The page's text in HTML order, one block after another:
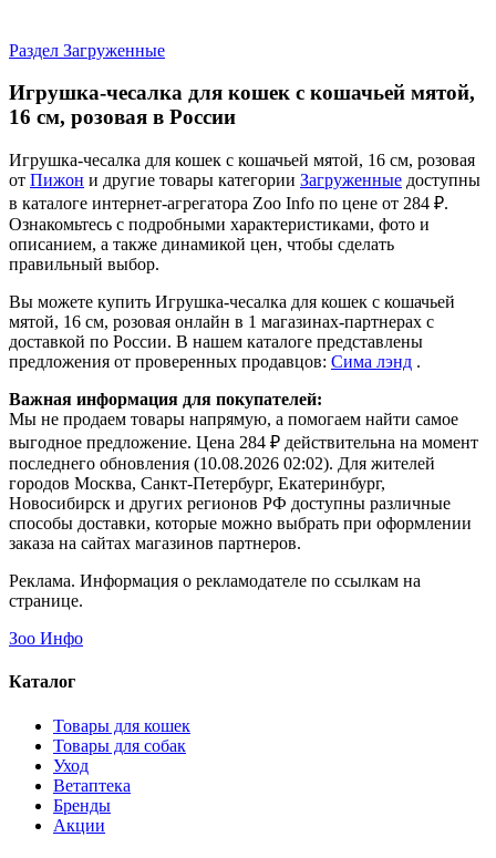
Раздел Загруженные
Игрушка-чесалка для кошек с кошачьей мятой,
16 см, розовая в России
Игрушка-чесалка для кошек с кошачьей мятой, 16 см, розовая
от Пижон и другие товары категории Загруженные доступны
в каталоге интернет-агрегатора Zoo Info по цене от 284 ₽.
Ознакомьтесь с подробными характеристиками, фото и
описанием, а также динамикой цен, чтобы сделать
правильный выбор.
Вы можете купить Игрушка-чесалка для кошек с кошачьей
мятой, 16 см, розовая онлайн в 1 магазинах-партнерах с
доставкой по России. В нашем каталоге представлены
предложения от проверенных продавцов: Сима лэнд .
Важная информация для покупателей:
Мы не продаем товары напрямую, а помогаем найти самое
выгодное предложение. Цена 284 ₽ действительна на момент
последнего обновления (10.08.2026 02:02). Для жителей
городов Москва, Санкт-Петербург, Екатеринбург,
Новосибирск и других регионов РФ доступны различные
способы доставки, которые можно выбрать при оформлении
заказа на сайтах магазинов партнеров.
Реклама. Информация о рекламодателе по ссылкам на
странице.
Зоо Инфо
Каталог
Товары для кошек
Товары для собак
Уход
Ветаптека
Бренды
Акции